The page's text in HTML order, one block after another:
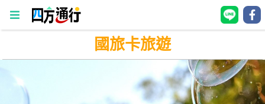
四
通
國旅卡旅遊